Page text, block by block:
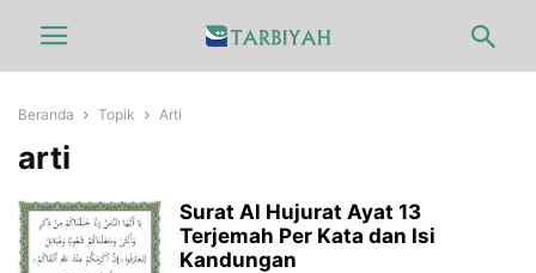
Beranda Topik Arti
arti
Surat Al Hujurat Ayat 13
Terjemah Per Kata dan Isi
Kandungan